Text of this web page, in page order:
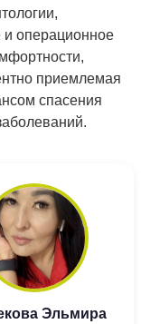
и операционное
приемлемая
спасения
Эльмира